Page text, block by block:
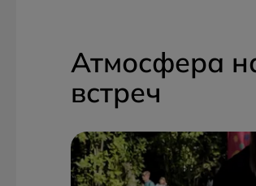
Атмосфера
встреч